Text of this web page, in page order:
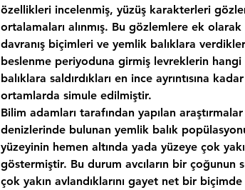
özellikleri incelenmiş, yüzüş karakterleri
ortalamaları alınmış. Bu gözlemlere ek
davranış biçimleri ve yemlik balıklara
beslenme periyoduna girmiş levreklerin
balıklara saldırdıkları en ince ayrıntısına
ortamlarda simule edilmiştir.
Bilim adamları tarafından yapılan
denizlerinde bulunan yemlik balık
yüzeyinin hemen altında yada yüzeye çok
göstermiştir. Bu durum avcıların bir çoğunun
çok yakın avlandıklarını gayet net bir